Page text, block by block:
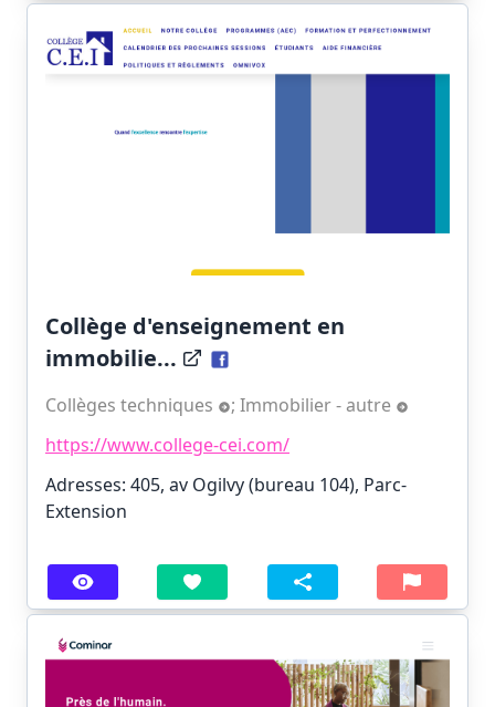
Collège d'enseignement en
immobilie...
Collèges techniques ; Immobilier - autre
https://www.college-cei.com/
Adresses: 405, av Ogilvy (bureau 104), Parc-
Extension